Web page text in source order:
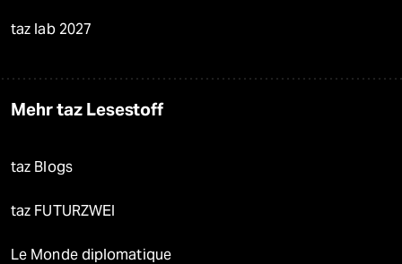
taz lab 2027
Mehr taz Lesestoff
taz Blogs
taz FUTURZWEI
Le Monde diplomatique